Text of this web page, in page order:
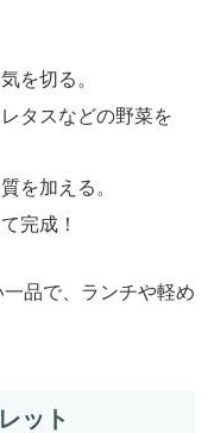
を切る。
タスなどの野菜を
を加える。
完成！
品で、ランチや軽め
ット